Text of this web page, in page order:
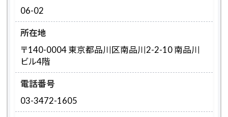
06-02
所在地
〒140-0004 東京都品川区南品川2-2-10 南品川
ビル4階
電話番号
03-3472-1605